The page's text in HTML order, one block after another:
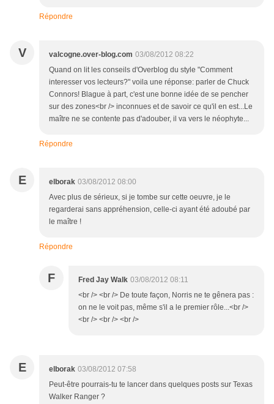
Répondre
V valcogne.over-blog.com 03/08/2012 08:22
Quand on lit les conseils d'Overblog du style "Comment
interesser vos lecteurs?" voila une réponse: parler de Chuck
Connors! Blague à part, c'est une bonne idée de se pencher
sur des zones<br /> inconnues et de savoir ce qu'il en est...Le
maître ne se contente pas d'adouber, il va vers le néophyte...
Répondre
E elborak 03/08/2012 08:00
Avec plus de sérieux, si je tombe sur cette oeuvre, je le
regarderai sans appréhension, celle-ci ayant été adoubé par
le maître !
Répondre
F Fred Jay Walk 03/08/2012 08:11
<br /> <br /> De toute façon, Norris ne te gênera pas :
on ne le voit pas, même s'il a le premier rôle...<br />
<br /> <br /> <br />
E elborak 03/08/2012 07:58
Peut-être pourrais-tu te lancer dans quelques posts sur Texas
Walker Ranger ?